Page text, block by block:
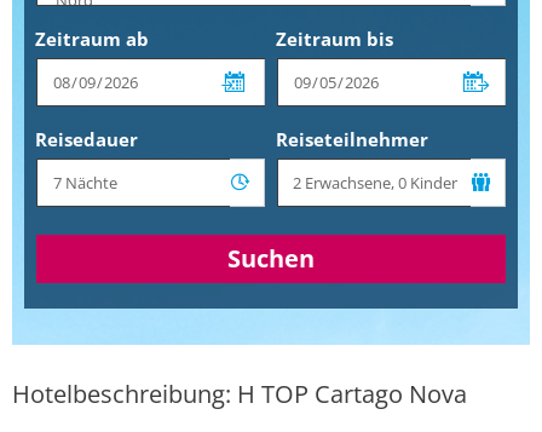
Zeitraum ab Zeitraum bis
Reisedauer Reiseteilnehmer
Suchen
Hotelbeschreibung: H TOP Cartago Nova